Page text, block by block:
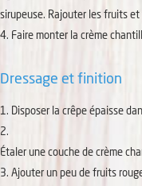
sirupeuse. Rajouter les fruits
Faire monter la crème
Dressage et finition
Disposer la crêpe épaisse
Étaler une couche de crème
Ajouter un peu de fruits